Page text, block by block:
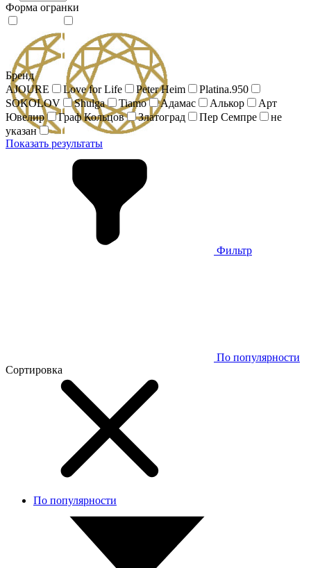
Форма огранки
Бренд
AJOURE
Love for Life Peter Heim
Platina.950
SOKOLOV
Shulga Tiamo Адамас Алькор
Арт
Ювелир
Граф Кольцов Златоград Пер Семпре
не
указан
Показать результаты
Фильтр
По популярности
Сортировка
По популярности